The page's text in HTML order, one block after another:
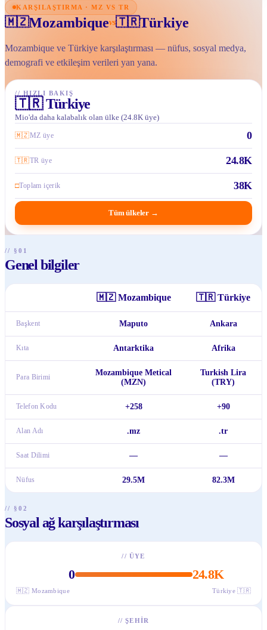
KARŞILAŞTIRMA · MZ VS TR
🇲🇿Mozambiquevs🇹🇷Türkiye
Mozambique ve Türkiye karşılaştırması — nüfus, sosyal medya,
demografi ve etkileşim verileri yan yana.
// HIZLI BAKIŞ
🇹🇷 Türkiye
Mio'da daha kalabalık olan ülke (24.8K üye)
🇲🇿MZ üye 0
🇹🇷TR üye 24.8K
□Toplam içerik 38K
Tüm ülkeler →
// §01
Genel bilgiler
🇲🇿 Mozambique 🇹🇷 Türkiye
Başkent Maputo Ankara
Kıta Antarktika Afrika
Para Birimi
Mozambique Metical
(MZN)
Turkish Lira
(TRY)
Telefon Kodu +258 +90
Alan Adı .mz .tr
Saat Dilimi — —
Nüfus 29.5M 82.3M
// §02
Sosyal ağ karşılaştırması
// ÜYE
0 24.8K
🇲🇿 Mozambique Türkiye 🇹🇷
//ŞEHIR